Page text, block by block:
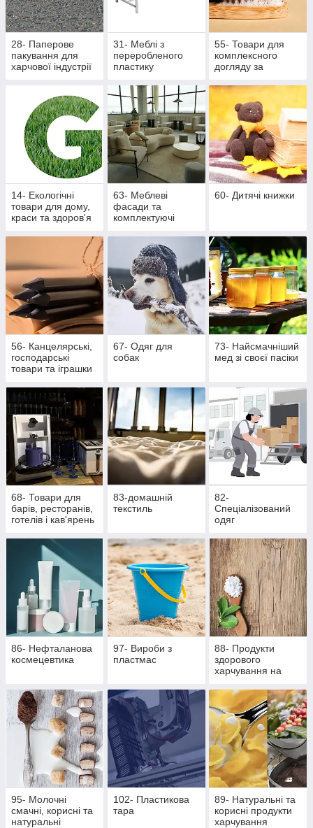
28- Паперове
пакування для
харчової індустрії
31- Меблі з
переробленого
пластику
55- Товари для
комплексного
догляду за
порожниною
14- Екологічні
товари для дому,
краси та здоров'я
63- Меблеві
фасади та
комплектуючі
60- Дитячі книжки
56- Канцелярські,
господарські
товари та іграшки
67- Одяг для
собак
73- Найсмачніший
мед зі своєї пасіки
68- Товари для
барів, ресторанів,
готелів і кав'ярень
83-домашній
текстиль
82-
Спеціалізований
одяг
86- Нефталанова
космецевтика
97- Вироби з
пластмас
88- Продукти
здорового
харчування на
стевії
95- Молочні
смачні, корисні та
натуральні
102- Пластикова
тара
89- Натуральні та
корисні продукти
харчування